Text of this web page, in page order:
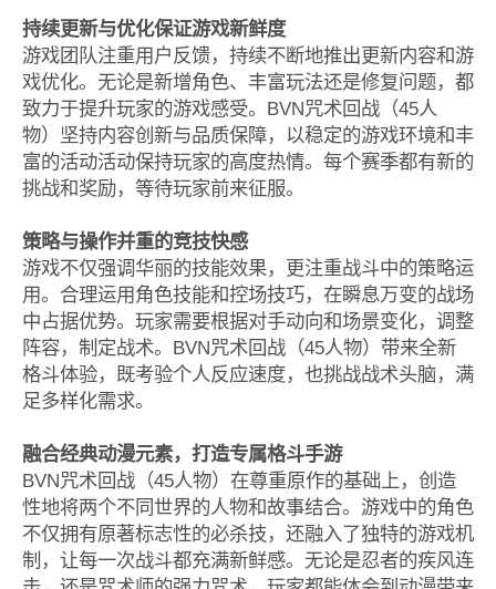
持续更新与优化保证游戏新鲜度
游戏团队注重用户反馈，持续不断地推出更新内容和游
戏优化。无论是新增角色、丰富玩法还是修复问题，都
致力于提升玩家的游戏感受。BVN咒术回战（45人
物）坚持内容创新与品质保障，以稳定的游戏环境和丰
富的活动活动保持玩家的高度热情。每个赛季都有新的
挑战和奖励，等待玩家前来征服。
策略与操作并重的竞技快感
游戏不仅强调华丽的技能效果，更注重战斗中的策略运
用。合理运用角色技能和控场技巧，在瞬息万变的战场
中占据优势。玩家需要根据对手动向和场景变化，调整
阵容，制定战术。BVN咒术回战（45人物）带来全新
格斗体验，既考验个人反应速度，也挑战战术头脑，满
足多样化需求。
融合经典动漫元素，打造专属格斗手游
BVN咒术回战（45人物）在尊重原作的基础上，创造
性地将两个不同世界的人物和故事结合。游戏中的角色
不仅拥有原著标志性的必杀技，还融入了独特的游戏机
制，让每一次战斗都充满新鲜感。无论是忍者的疾风连